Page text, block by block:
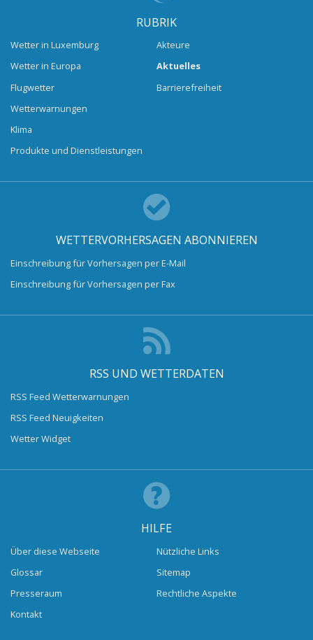
RUBRIK
Wetter in Luxemburg
Wetter in Europa
Flugwetter
Wetterwarnungen
Klima
Produkte und Dienstleistungen
Akteure
Aktuelles
Barrierefreiheit
WETTERVORHERSAGEN ABONNIEREN
Einschreibung für Vorhersagen per E-Mail
Einschreibung für Vorhersagen per Fax
RSS UND WETTERDATEN
RSS Feed Wetterwarnungen
RSS Feed Neuigkeiten
Wetter Widget
HILFE
Über diese Webseite
Glossar
Presseraum
Kontakt
Nützliche Links
Sitemap
Rechtliche Aspekte